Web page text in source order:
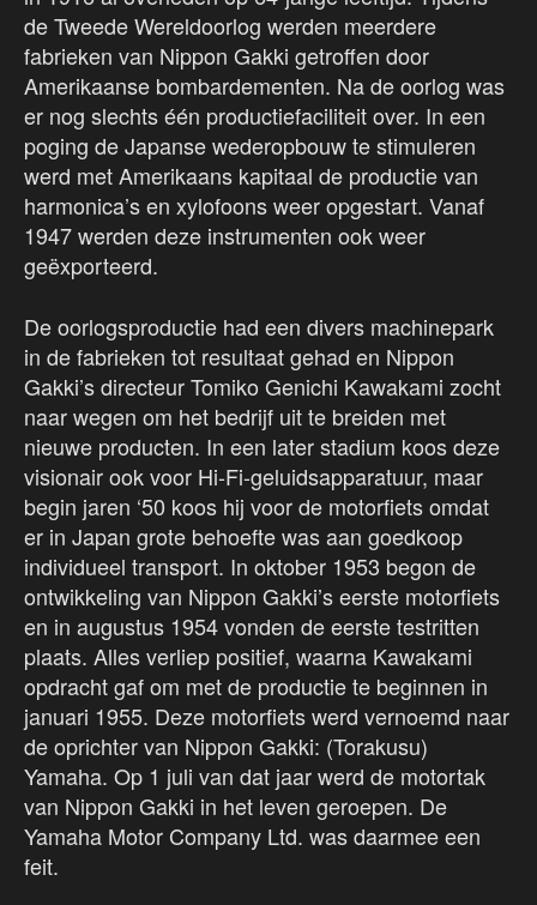
de Tweede Wereldoorlog werden meerdere
fabrieken van Nippon Gakki getroffen door
Amerikaanse bombardementen. Na de oorlog was
er nog slechts één productiefaciliteit over. In een
poging de Japanse wederopbouw te stimuleren
werd met Amerikaans kapitaal de productie van
harmonica’s en xylofoons weer opgestart. Vanaf
1947 werden deze instrumenten ook weer
geëxporteerd.
De oorlogsproductie had een divers machinepark
in de fabrieken tot resultaat gehad en Nippon
Gakki’s directeur Tomiko Genichi Kawakami zocht
naar wegen om het bedrijf uit te breiden met
nieuwe producten. In een later stadium koos deze
visionair ook voor Hi-Fi-geluidsapparatuur, maar
begin jaren ‘50 koos hij voor de motorfiets omdat
er in Japan grote behoefte was aan goedkoop
individueel transport. In oktober 1953 begon de
ontwikkeling van Nippon Gakki’s eerste motorfiets
en in augustus 1954 vonden de eerste testritten
plaats. Alles verliep positief, waarna Kawakami
opdracht gaf om met de productie te beginnen in
januari 1955. Deze motorfiets werd vernoemd naar
de oprichter van Nippon Gakki: (Torakusu)
Yamaha. Op 1 juli van dat jaar werd de motortak
van Nippon Gakki in het leven geroepen. De
Yamaha Motor Company Ltd. was daarmee een
feit.